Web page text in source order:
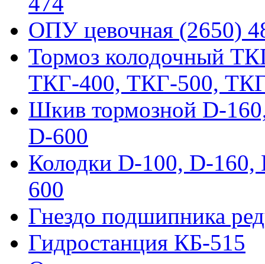
ОПУ цевочная (2650)
Тормоз колодочный
ТКГ-400, ТКГ-500,
Шкив тормозной D-
D-600
Колодки D-100, D-
600
Гнездо подшипника
Гидростанция КБ-515